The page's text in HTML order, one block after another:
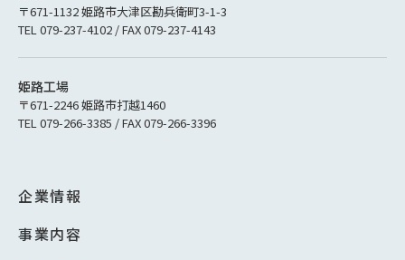
〒671-1132 姫路市大津区勘兵衛町3-1-3
TEL 079-237-4102 / FAX 079-237-4143
姫路工場
〒671-2246 姫路市打越1460
TEL 079-266-3385 / FAX 079-266-3396
企業情報
事業内容